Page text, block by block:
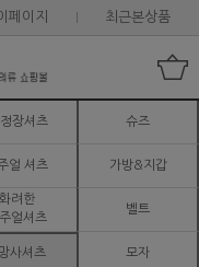
페이지 최근본상품
장셔츠 슈즈
얼 셔츠 가방&지갑
화려한
얼셔츠
벨트
사셔츠 모자